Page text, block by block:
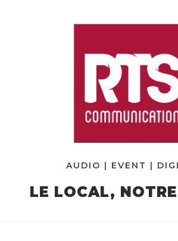
AUDIO | EVENT |
LE LOCAL,